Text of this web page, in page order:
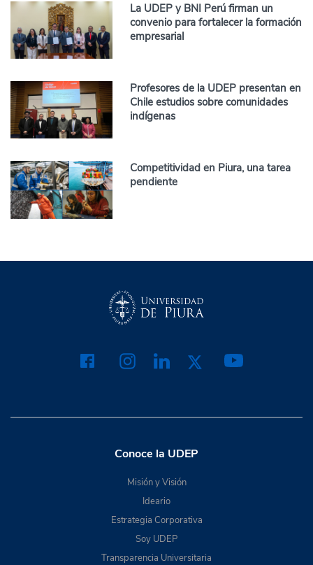
La UDEP y BNI Perú firman un
convenio para fortalecer la formación
empresarial
Profesores de la UDEP presentan en
Chile estudios sobre comunidades
indígenas
Competitividad en Piura, una tarea
pendiente
Conoce la UDEP
Misión y Visión
Ideario
Estrategia Corporativa
Soy UDEP
Transparencia Universitaria